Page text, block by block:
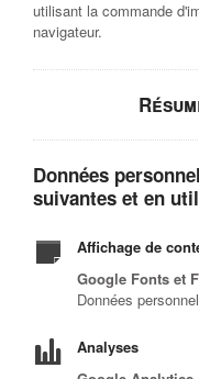
utilisant la commande
navigateur.
Données
suivantes et en
Affichage de
Google Fonts et
Données
Analyses